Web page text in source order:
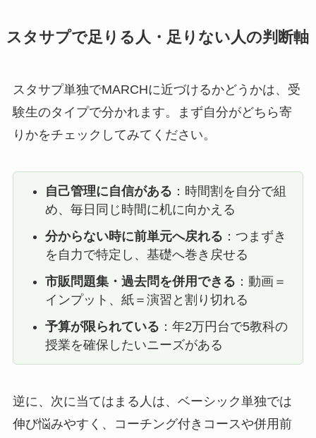
スタサプで足りる人・足りない人の判断軸
スタサプ単独でMARCHに近づけるかどうかは、受
験生のタイプで分かれます。まず自分がどちら寄
りかをチェックしてみてください。
自己管理に自信がある ：時間割を自分で組
め、毎日同じ時間に机に向かえる
分からない時に前単元へ戻れる ：つまずき
を自力で特定し、基礎へ巻き戻せる
市販問題集・過去問を併用できる ：動画＝
インプット、紙＝演習と割り切れる
予算が限られている ：年2万円台で5教科の
授業を確保したいニーズがある
逆に、次に当てはまる人は、ベーシック単独では
伸び悩みやすく、コーチング付きコースや併用前